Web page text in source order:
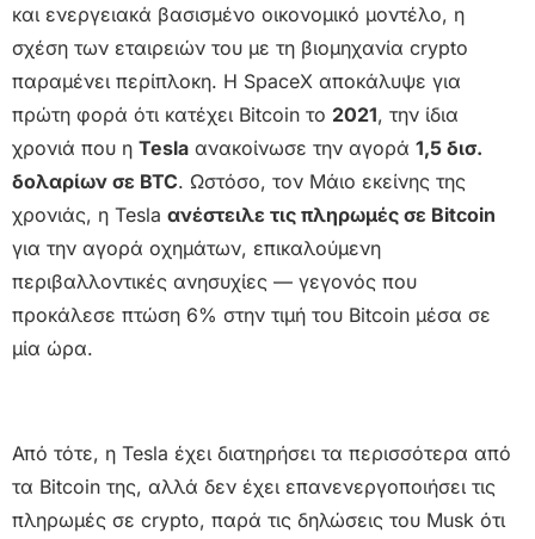
και ενεργειακά βασισμένο οικονομικό μοντέλο, η
σχέση των εταιρειών του με τη βιομηχανία crypto
παραμένει περίπλοκη. Η SpaceX αποκάλυψε για
πρώτη φορά ότι κατέχει Bitcoin το 2021, την ίδια
χρονιά που η Tesla ανακοίνωσε την αγορά 1,5 δισ.
δολαρίων σε BTC. Ωστόσο, τον Μάιο εκείνης της
χρονιάς, η Tesla ανέστειλε τις πληρωμές σε Bitcoin
για την αγορά οχημάτων, επικαλούμενη
περιβαλλοντικές ανησυχίες — γεγονός που
προκάλεσε πτώση 6% στην τιμή του Bitcoin μέσα σε
μία ώρα.
Από τότε, η Tesla έχει διατηρήσει τα περισσότερα από
τα Bitcoin της, αλλά δεν έχει επανενεργοποιήσει τις
πληρωμές σε crypto, παρά τις δηλώσεις του Musk ότι